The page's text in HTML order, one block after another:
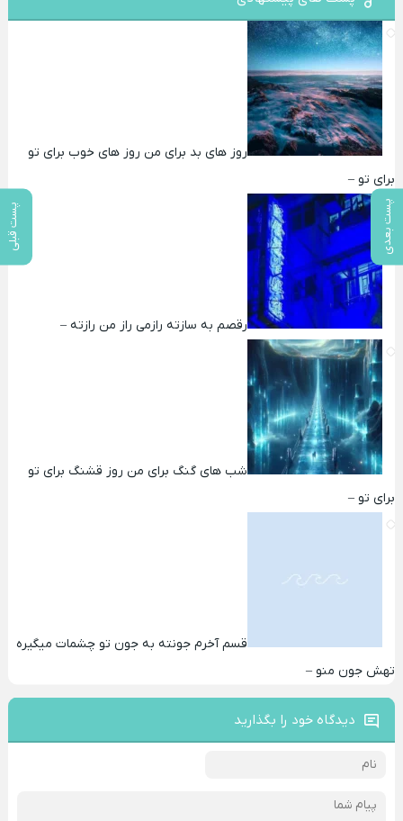
پست بعدی پست قبلی
روز های بد برای من روز های خوب برای تو
برای تو –
رقصم به سازته رازمی راز من رازته –
شب های گنگ برای من روز قشنگ برای تو
برای تو –
قسم آخرم جونته به جون تو چشمات میگیره
تهش جون منو –
دیدگاه خود را بگذارید